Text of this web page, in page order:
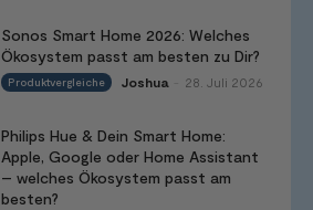
Sonos Smart Home 2026: Welches
Ökosystem passt am besten zu Dir?
Produktvergleiche Joshua 28. Juli 2026
Philips Hue & Dein Smart Home:
Apple, Google oder Home Assistant
– welches Ökosystem passt am
besten?